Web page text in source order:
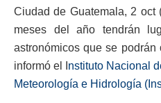
Ciudad de Guatemala, 2 oct
meses del año tendrán
astronómicos que se podrán
informó el I nstituto Nacional
Meteorología e Hidrología